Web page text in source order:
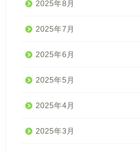
2025年8月
2025年7月
2025年6月
2025年5月
2025年4月
2025年3月